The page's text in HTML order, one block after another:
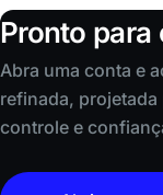
Pronto para
Abra uma conta e
refinada, projetada
controle e